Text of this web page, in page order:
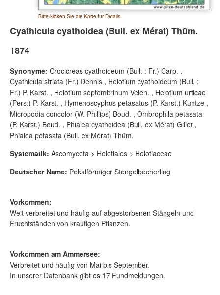
Bitte klicken Sie die Karte für Details
Cyathicula cyathoidea (Bull. ex Mérat) Thüm.
1874
Synonyme: Crocicreas cyathoideum (Bull. : Fr.) Carp. ,
Cyathicula striata (Fr.) Dennis , Helotium cyathoideum (Bull. :
Fr.) P. Karst. , Helotium septembrinum Velen. , Helotium urticae
(Pers.) P. Karst. , Hymenoscyphus petasatus (P. Karst.) Kuntze ,
Micropodia concolor (W. Phillips) Boud. , Ombrophila petasata
(P. Karst.) Boud. , Phialea cyathoidea (Bull. ex Mérat) Gillet ,
Phialea petasata (Bull. ex Mérat) Thüm.
Systematik: Ascomycota > Helotiales > Helotiaceae
Deutscher Name: Pokalförmiger Stengelbecherling
Vorkommen:
Weit verbreitet und häufig auf abgestorbenen Stängeln und
Fruchtständen von krautigen Pflanzen.
Vorkommen am Ammersee:
Verbreitet und häufig von Mai bis September.
In unserer Datenbank gibt es 17 Fundmeldungen.